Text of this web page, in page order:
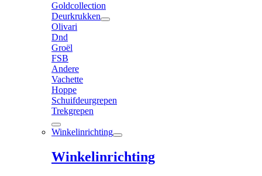
Goldcollection
Deurkrukken
Olivari
Dnd
Groël
FSB
Andere
Vachette
Hoppe
Schuifdeurgrepen
Trekgrepen
Winkelinrichting
Winkelinrichting